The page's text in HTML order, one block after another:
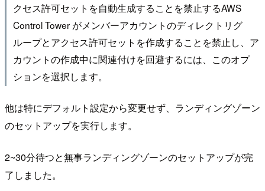
クセス許可セットを自動生成することを禁止するAWS
Control Tower がメンバーアカウントのディレクトリグ
ループとアクセス許可セットを作成することを禁止し、ア
カウントの作成中に関連付けを回避するには、このオプ
ションを選択します。
他は特にデフォルト設定から変更せず、ランディングゾーン
のセットアップを実行します。
2~30分待つと無事ランディングゾーンのセットアップが完
了しました。